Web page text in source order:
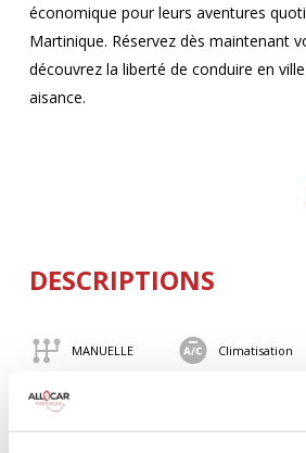
économique pour leurs aventures
Martinique. Réservez dès maintenant
découvrez la liberté de conduire en
aisance.
DESCRIPTIONS
MANUELLE Climatisation
BLUETOOTH
Valise